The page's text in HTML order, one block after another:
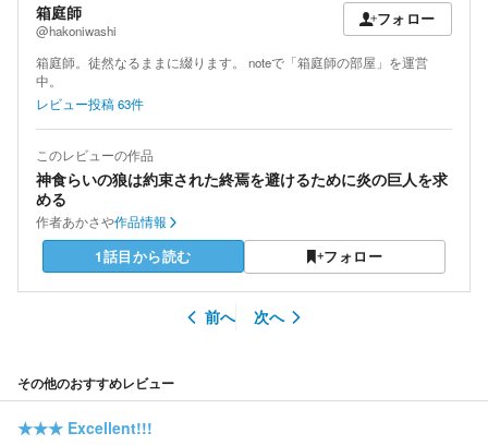
箱庭師
@hakoniwashi
フォロー
箱庭師。徒然なるままに綴ります。 noteで「箱庭師の部屋」を運営
中。
レビュー投稿63件
このレビューの作品
神食らいの狼は約束された終焉を避けるために炎の巨人を求
める
作者あかさや作品情報
1話目から読む フォロー
前へ 次へ
その他のおすすめレビュー
★★★ Excellent!!!